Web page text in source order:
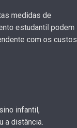
medidas de
estudantil podem
com os custos
infantil,
a distância.